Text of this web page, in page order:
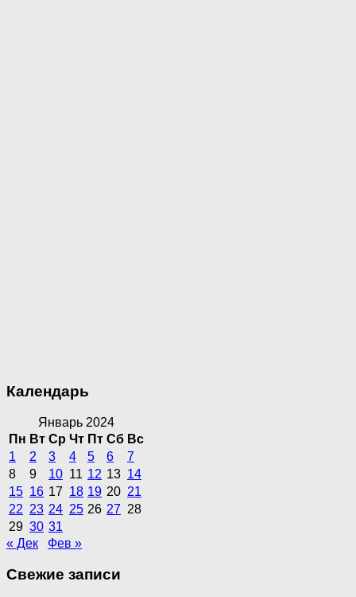
Календарь
Январь 2024
Пн Вт Ср Чт Пт Сб Вс
1
2 3 4 5 6
7
8
9 10 11 12 13 14
15 16 17 18 19 20 21
22 23 24 25 26 27 28
29 30 31
« Дек
Фев »
Свежие записи